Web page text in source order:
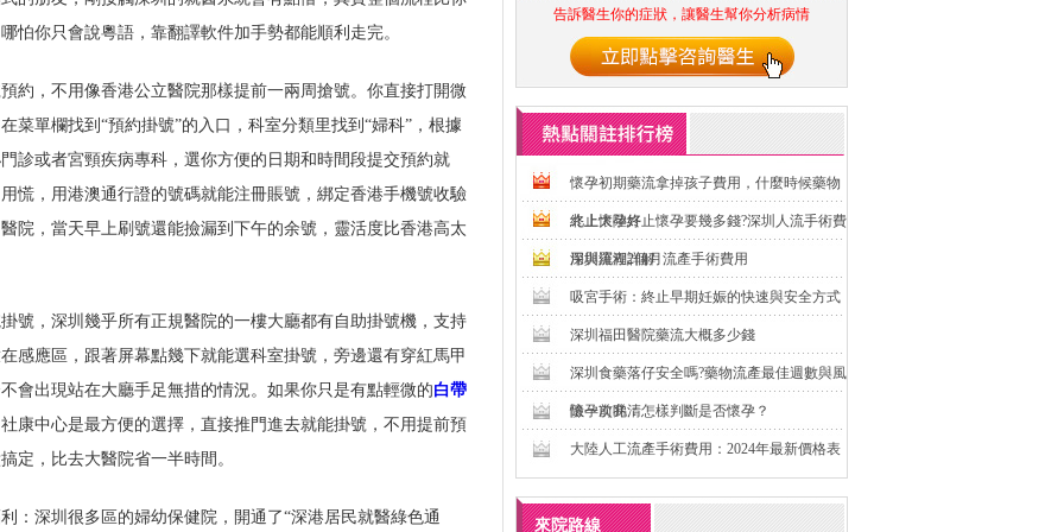
怕你只會說粵語，靠翻譯軟件加手勢都能順利走完。
約，不用像香港公立醫院那樣提前一兩周搶號。你直接打開微
菜單欄找到“預約掛號”的入口，科室分類里找到“婦科”，根據
診或者宮頸疾病專科，選你方便的日期和時間段提交預約就
慌，用港澳通行證的號碼就能注冊賬號，綁定香港手機號收驗
院，當天早上刷號還能撿漏到下午的余號，靈活度比香港高太
號，深圳幾乎所有正規醫院的一樓大廳都有自助掛號機，支持
感應區，跟著屏幕點幾下就能選科室掛號，旁邊還有穿紅馬甲
會出現站在大廳手足無措的情況。如果你只是有點輕微的白帶
康中心是最方便的選擇，直接推門進去就能掛號，不用提前預
定，比去大醫院省一半時間。
：深圳很多區的婦幼保健院，開通了“深港居民就醫綠色通
告訴醫生你的症狀，讓醫生幫你分析病情
懷孕初期藥流拿掉孩子費用，什麼時候藥物
終止懷孕好
北上大陸終止懷孕要幾多錢?深圳人流手術費
用與流程詳解
深圳羅湖2個月流產手術費用
吸宮手術：終止早期妊娠的快速與安全方式
深圳福田醫院藥流大概多少錢
深圳食藥落仔安全嗎?藥物流產最佳週數與風
險一次睇清
懷孕前兆：怎樣判斷是否懷孕？
大陸人工流產手術費用：2024年最新價格表
來院路線